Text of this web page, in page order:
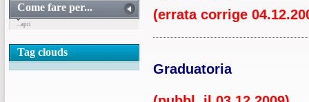
Come fare per...
...apri
Tag clouds
(errata corrige
Graduatoria